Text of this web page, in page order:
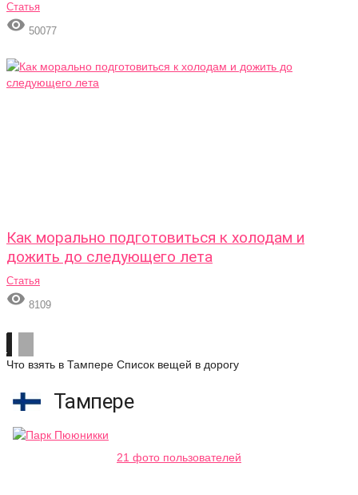
Статья
 50077
Как морально подготовиться к холодам и
дожить до следующего лета
Статья
 8109
Что взять в Тампере Список вещей в дорогу
Тампере
21 фото пользователей